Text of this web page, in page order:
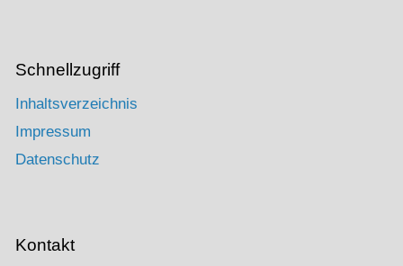
Schnellzugriff
Inhaltsverzeichnis
Impressum
Datenschutz
Kontakt